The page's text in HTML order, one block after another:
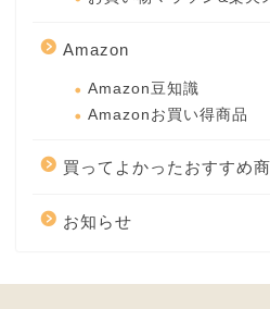
Amazon
Amazon豆知識
Amazonお買い得商品
買ってよかったおすすめ
お知らせ